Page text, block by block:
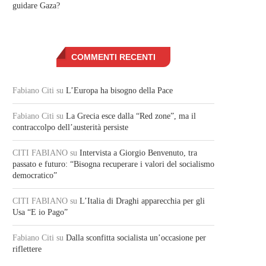
guidare Gaza?
COMMENTI RECENTI
Fabiano Citi su L’Europa ha bisogno della Pace
Fabiano Citi su La Grecia esce dalla “Red zone”, ma il
contraccolpo dell’austerità persiste
CITI FABIANO su Intervista a Giorgio Benvenuto, tra
passato e futuro: “Bisogna recuperare i valori del socialismo
democratico”
CITI FABIANO su L’Italia di Draghi apparecchia per gli
Usa “E io Pago”
Fabiano Citi su Dalla sconfitta socialista un’occasione per
riflettere